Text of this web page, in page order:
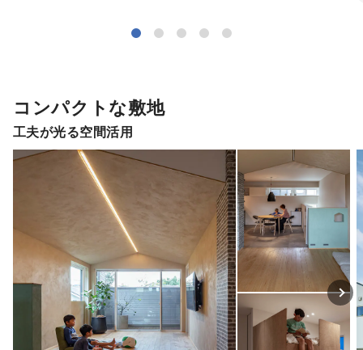
コンパクトな敷地
工夫が光る空間活用